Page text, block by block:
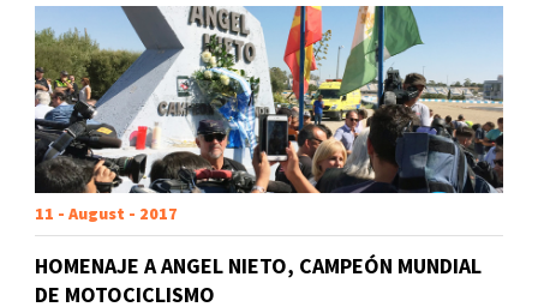
11 - August - 2017
HOMENAJE A ANGEL NIETO, CAMPEÓN MUNDIAL
DE MOTOCICLISMO